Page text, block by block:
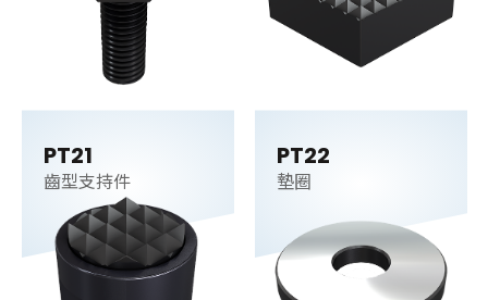
PT21
齒型支持件
PT22
墊圈